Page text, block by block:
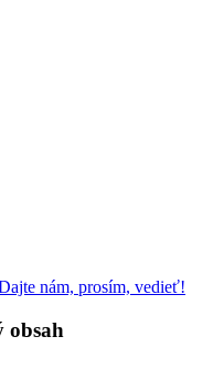
nám, prosím, vedieť!
obsah